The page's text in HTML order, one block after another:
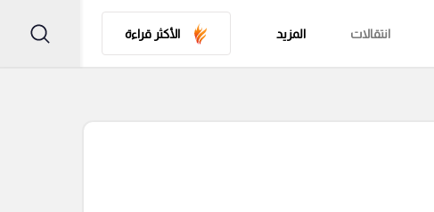
انتقالات المزيد الأكثر قراءة